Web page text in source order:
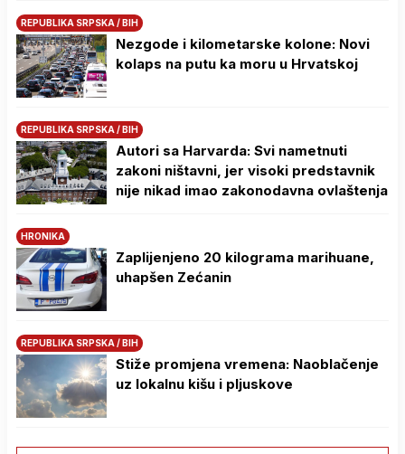
REPUBLIKA SRPSKA / BIH
Nezgode i kilometarske kolone: Novi
kolaps na putu ka moru u Hrvatskoj
REPUBLIKA SRPSKA / BIH
Autori sa Harvarda: Svi nametnuti
zakoni ništavni, jer visoki predstavnik
nije nikad imao zakonodavna ovlaštenja
HRONIKA
Zaplijenjeno 20 kilograma marihuane,
uhapšen Zećanin
REPUBLIKA SRPSKA / BIH
Stiže promjena vremena: Naoblačenje
uz lokalnu kišu i pljuskove